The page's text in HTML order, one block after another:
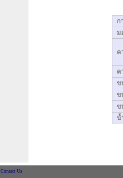
ก
ม
ค
ค
ข
ข
ข
น้
Contact Us